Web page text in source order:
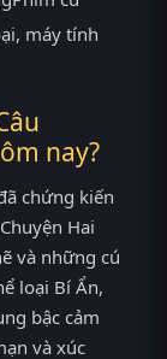
máy tính
nay?
chứng kiến
Hai
và những cú
loại Bí Ẩn,
bậc cảm
và xúc